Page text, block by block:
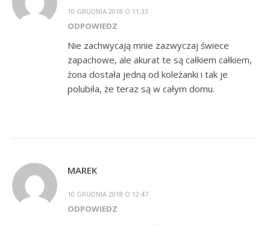
10 GRUDNIA 2018 O 11:33
ODPOWIEDZ
Nie zachwycają mnie zazwyczaj świece
zapachowe, ale akurat te są całkiem całkiem,
żona dostała jedną od koleżanki i tak je
polubiła, że teraz są w całym domu.
MAREK
10 GRUDNIA 2018 O 12:47
ODPOWIEDZ